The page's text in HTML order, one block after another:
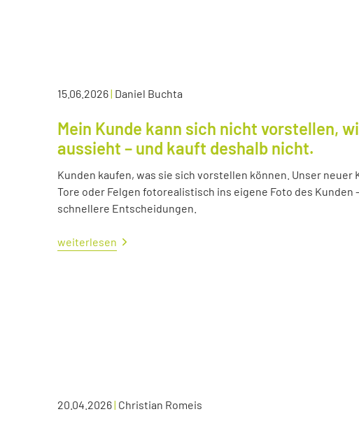
15.06.2026| Daniel Buchta
Mein Kunde kann sich nicht vorstellen,
aussieht – und kauft deshalb nicht.
Kunden kaufen, was sie sich vorstellen können. Unser
Tore oder Felgen fotorealistisch ins eigene Foto des
schnellere Entscheidungen.
weiterlesen
20.04.2026| Christian Romeis